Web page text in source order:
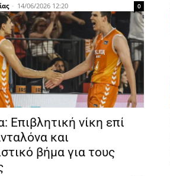
- 14/06/2026 12:20 0
Επιβλητική νίκη επί
και
βήμα για τους